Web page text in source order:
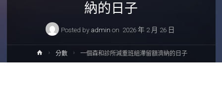
納的日子
Posted by admin on 2026 年 2 月 26 日
Home分數 一個森和診所減重班組滯留額濟納的日子